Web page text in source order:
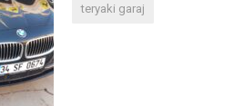
teryaki garaj